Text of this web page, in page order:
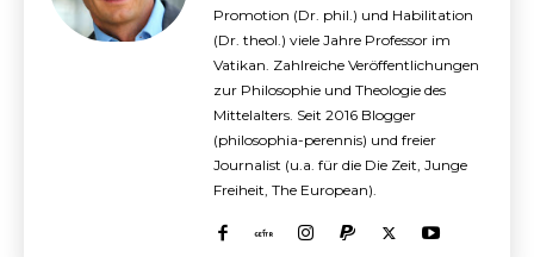
Promotion (Dr. phil.) und Habilitation
(Dr. theol.) viele Jahre Professor im
Vatikan. Zahlreiche Veröffentlichungen
zur Philosophie und Theologie des
Mittelalters. Seit 2016 Blogger
(philosophia-perennis) und freier
Journalist (u.a. für die Die Zeit, Junge
Freiheit, The European).